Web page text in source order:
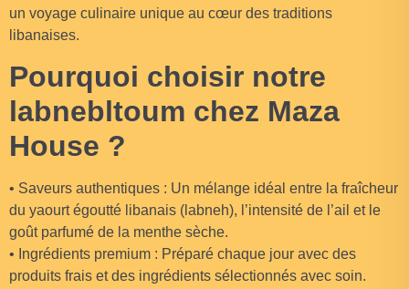
un voyage culinaire unique au cœur des traditions
libanaises.
Pourquoi choisir notre
labnebltoum chez Maza
House ?
• Saveurs authentiques : Un mélange idéal entre la fraîcheur
du yaourt égoutté libanais (labneh), l’intensité de l’ail et le
goût parfumé de la menthe sèche.
• Ingrédients premium : Préparé chaque jour avec des
produits frais et des ingrédients sélectionnés avec soin.